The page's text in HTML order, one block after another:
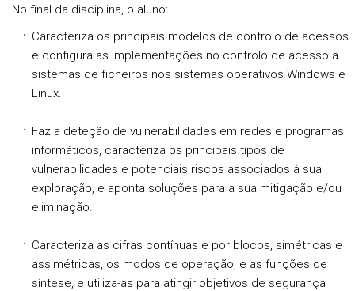
No final da disciplina, o aluno:
Caracteriza os principais modelos de controlo de acessos
e configura as implementações no controlo de acesso a
sistemas de ficheiros nos sistemas operativos Windows e
Linux.
Faz a deteção de vulnerabilidades em redes e programas
informáticos, caracteriza os principais tipos de
vulnerabilidades e potenciais riscos associados à sua
exploração, e aponta soluções para a sua mitigação e/ou
eliminação.
Caracteriza as cifras contínuas e por blocos, simétricas e
assimétricas, os modos de operação, e as funções de
síntese, e utiliza-as para atingir objetivos de segurança